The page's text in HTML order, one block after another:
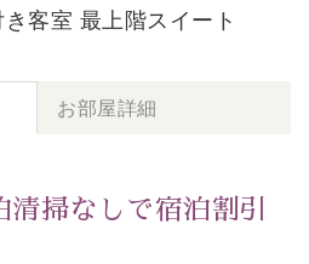
客室 最上階スイート
お部屋詳細
清掃なしで宿泊割引